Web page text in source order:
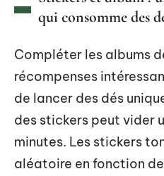
qui consomme des
Compléter les albums
récompenses
de lancer des dés
des stickers peut vider
minutes. Les stickers
aléatoire en fonction